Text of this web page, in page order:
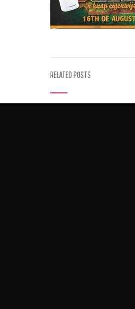
RELATED POSTS